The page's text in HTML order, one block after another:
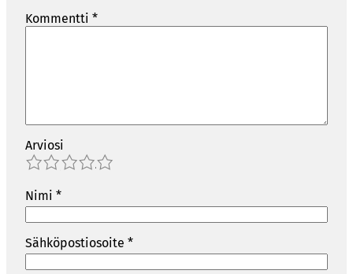
Kommentti *
Arviosi
4
3
2
1
Nimi *
Sähköpostiosoite *